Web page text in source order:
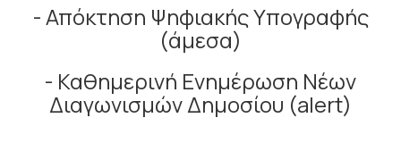
- Απόκτηση Ψηφιακής Υπογραφής
(άμεσα)
- Καθημερινή Ενημέρωση Νέων
Διαγωνισμών Δημοσίου (alert)